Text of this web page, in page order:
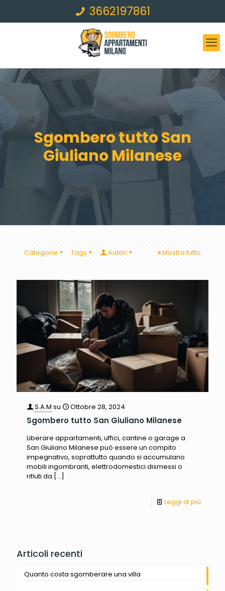
3662197861
Sgombero tutto San
Giuliano Milanese
Categorie Tags Autori Mostra tutto
S.A.M su Ottobre 28, 2024
Sgombero tutto San Giuliano Milanese
Liberare appartamenti, uffici, cantine o garage a
San Giuliano Milanese può essere un compito
impegnativo, soprattutto quando si accumulano
mobili ingombranti, elettrodomestici dismessi o
rifiuti da […]
Leggi di più
Articoli recenti
Quanto costa sgomberare una villa